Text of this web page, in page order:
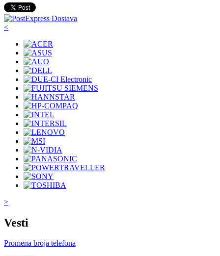
<
>
Vesti
Promena broja telefona